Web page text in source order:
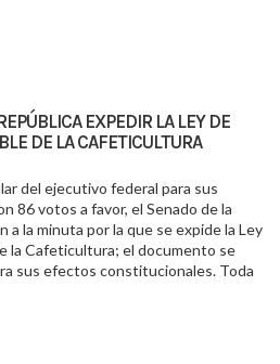
EXPEDIR LA LEY DE
DE LA CAFETICULTURA
del ejecutivo federal para sus
86 votos a favor, el Senado de la
a la minuta por la que se expide la Ley
la Cafeticultura; el documento se
sus efectos constitucionales. Toda